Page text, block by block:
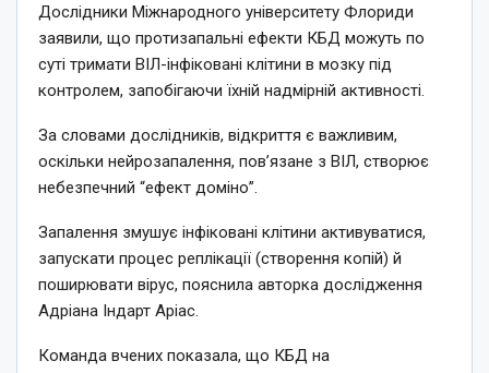
Дослідники Міжнародного університету Флориди
заявили, що протизапальні ефекти КБД можуть по
суті тримати ВІЛ-інфіковані клітини в мозку під
контролем, запобігаючи їхній надмірній активності.
За словами дослідників, відкриття є важливим,
оскільки нейрозапалення, пов’язане з ВІЛ, створює
небезпечний “ефект доміно”.
Запалення змушує інфіковані клітини активуватися,
запускати процес реплікації (створення копій) й
поширювати вірус, пояснила авторка дослідження
Адріана Індарт Аріас.
Команда вчених показала, що КБД на